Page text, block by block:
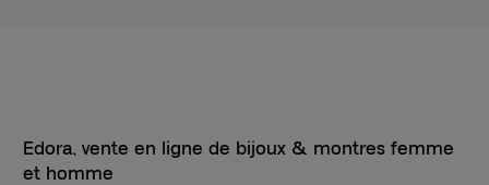
Edora, vente en ligne de bijoux & montres femme
et homme